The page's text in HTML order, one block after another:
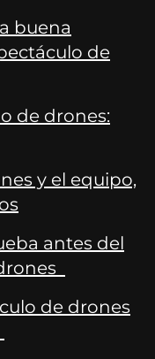
buena
de
de drones:
y el equipo,
antes del
de drones